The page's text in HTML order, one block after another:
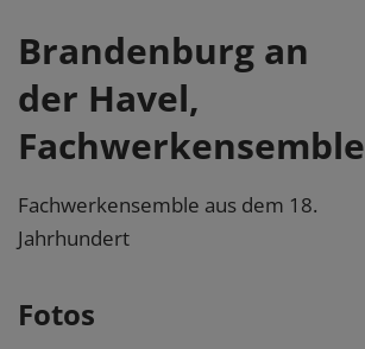
Brandenburg an
der Havel,
Fachwerkensemble
Fachwerkensemble aus dem 18.
Jahrhundert
Fotos